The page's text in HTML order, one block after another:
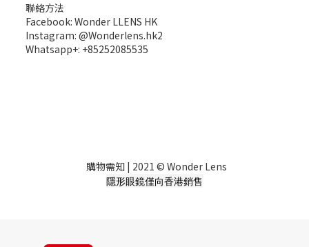
聯絡方法
Facebook: Wonder LLENS HK
Instagram: @Wonderlens.hk2
Whatsapp+: +85252085535
購物需知 | 2021 © Wonder Lens
隱形眼鏡僅向香港銷售